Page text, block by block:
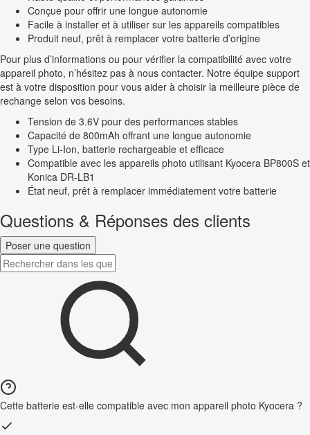
Conçue pour offrir une longue autonomie
Facile à installer et à utiliser sur les appareils compatibles
Produit neuf, prêt à remplacer votre batterie d’origine
Pour plus d’informations ou pour vérifier la compatibilité avec votre
appareil photo, n’hésitez pas à nous contacter. Notre équipe support
est à votre disposition pour vous aider à choisir la meilleure pièce de
rechange selon vos besoins.
Tension de 3.6V pour des performances stables
Capacité de 800mAh offrant une longue autonomie
Type Li-Ion, batterie rechargeable et efficace
Compatible avec les appareils photo utilisant Kyocera BP800S et
Konica DR-LB1
État neuf, prêt à remplacer immédiatement votre batterie
Questions & Réponses des clients
Poser une question
Cette batterie est-elle compatible avec mon appareil photo Kyocera ?